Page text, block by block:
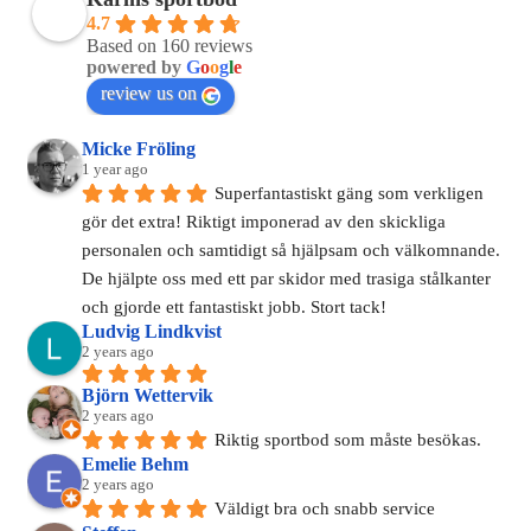
4.7
Based on 160 reviews
powered by Google
review us on
Micke Fröling
1 year ago
Superfantastiskt gäng som verkligen
gör det extra! Riktigt imponerad av den skickliga
personalen och samtidigt så hjälpsam och välkomnande.
De hjälpte oss med ett par skidor med trasiga stålkanter
och gjorde ett fantastiskt jobb. Stort tack!
Ludvig Lindkvist
2 years ago
Björn Wettervik
2 years ago
Riktig sportbod som måste besökas.
Emelie Behm
2 years ago
Väldigt bra och snabb service